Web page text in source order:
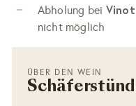
Abholung bei
nicht möglich
ÜBER DEN WEIN